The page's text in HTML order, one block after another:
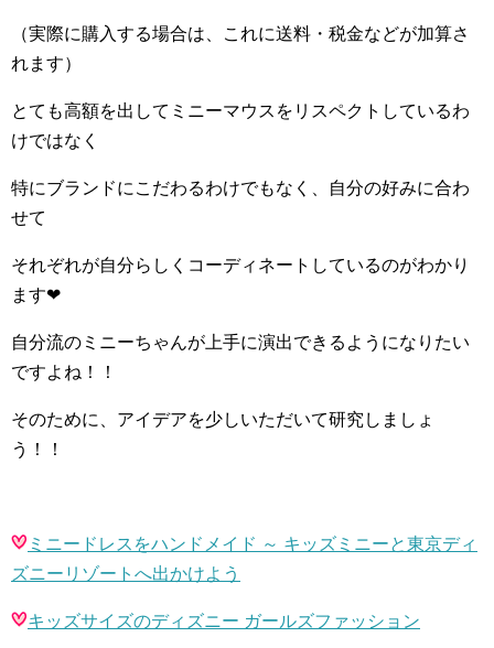
（実際に購入する場合は、これに送料・税金などが加算さ
れます）
とても高額を出してミニーマウスをリスペクトしているわ
けではなく
特にブランドにこだわるわけでもなく、自分の好みに合わ
せて
それぞれが自分らしくコーディネートしているのがわかり
ます❤︎
自分流のミニーちゃんが上手に演出できるようになりたい
ですよね！！
そのために、アイデアを少しいただいて研究しましょ
う！！
ミニードレスをハンドメイド ～ キッズミニーと東京ディ
ズニーリゾートへ出かけよう
キッズサイズのディズニー ガールズファッション